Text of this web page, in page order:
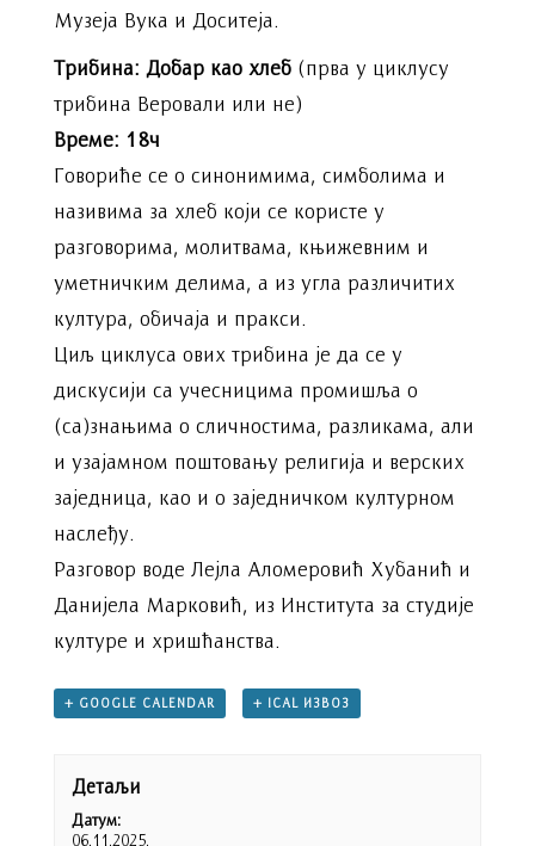
Музеја Вука и Доситеја.
Трибина: Добар као хлеб (прва у циклусу
трибина Веровали или не)
Време: 18ч
Говориће се о синонимима, симболима и
називима за хлеб који се користе у
разговорима, молитвама, књижевним и
уметничким делима, а из угла различитих
култура, обичаја и пракси.
Циљ циклуса ових трибина је да се у
дискусији са учесницима промишља о
(са)знањима о сличностима, разликама, али
и узајамном поштовању религија и верских
заједница, као и о заједничком културном
наслеђу.
Разговор воде Лејла Аломеровић Хубанић и
Данијела Марковић, из Института за студије
културе и хришћанства.
+ GOOGLE CALENDAR + ICAL ИЗВОЗ
Детаљи
Датум:
06.11.2025.